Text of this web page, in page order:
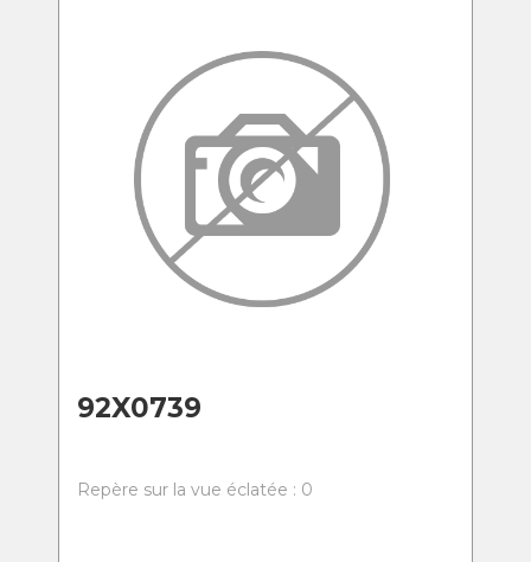
92X0739
Repère sur la vue éclatée : 0